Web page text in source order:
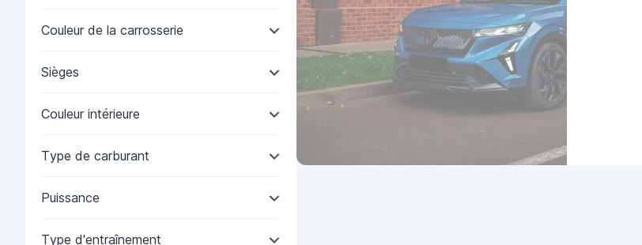
Couleur de la carrosserie
Sièges
Couleur intérieure
Type de carburant
Puissance
Type d'entraînement